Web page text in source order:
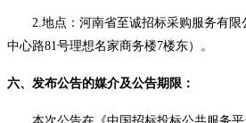
2.地点：河南省至诚招标采购服务有
中心路81号理想名家商务楼7楼东）。
六、发布公告的媒介及公告期限：